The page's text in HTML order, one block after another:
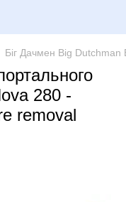
Біг Дачмен Big Dutchman
280 -
removal